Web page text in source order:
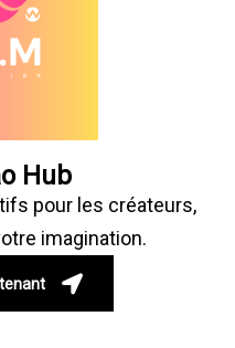
Hub
pour les créateurs,
imagination.